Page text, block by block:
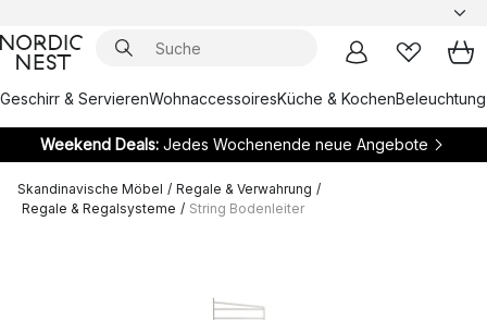
Geschirr & ServierenWohnaccessoiresKüche & KochenBeleuchtung
Weekend Deals:Jedes Wochenende neue Angebote
Skandinavische Möbel / Regale & Verwahrung /
Regale & Regalsysteme / String Bodenleiter